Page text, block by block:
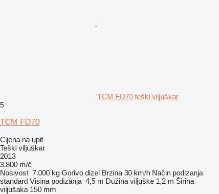
TCM FD70 teški viljuškar
5
TCM FD70
Cijena na upit
Teški viljuškar
2013
3.800 m/č
Nosivost 7.000 kg Gorivo dizel Brzina 30 km/h Način podizanja
standard Visina podizanja 4,5 m Dužina viljuške 1,2 m Širina
viljušaka 150 mm